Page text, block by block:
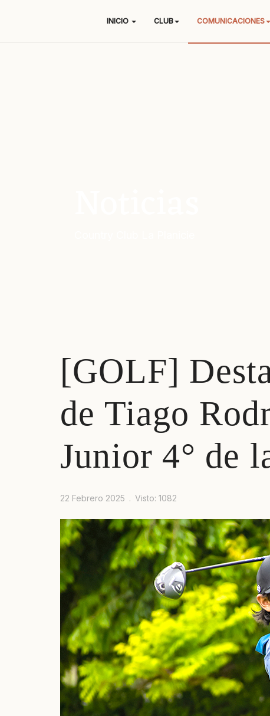
INICIO CLUB COMUNICACIONES
[GOLF]
de Tiago
Junior 4° de
22 Febrero 2025 Visto: 1082